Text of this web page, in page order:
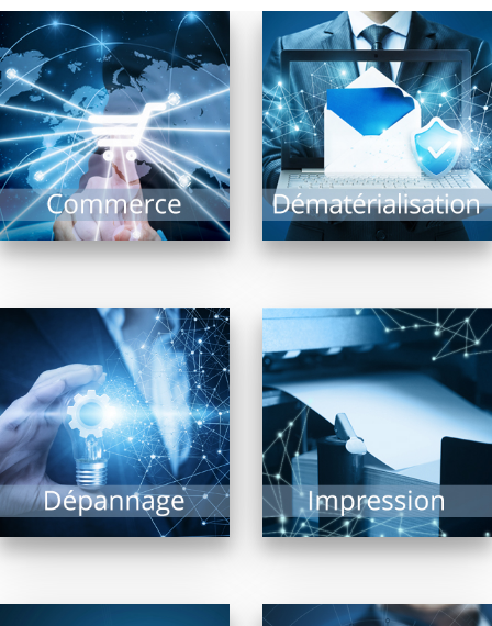
Un équipement
fonctionnel est la
garantie d’un
commerce optimisé : Il
comprend l’ensemble
des systèmes
d’encaissement,...
EN SAVOIR PLUS
La dématérialisation de
documents présente de
nombreux avantages
et intérêts : Recherche
documentaire rapide,
archivage, limitation...
EN SAVOIR PLUS
Malgré les évolutions
technologiques, le
risque de panne ne
peut être exclu. Il est
alors précieux...
EN SAVOIR PLUS
Impression de
documents, photos,
plans grands formats,
l’imprimante est
indissociable d’un
système informatique.
De nombreuses
technologies...
EN SAVOIR PLUS